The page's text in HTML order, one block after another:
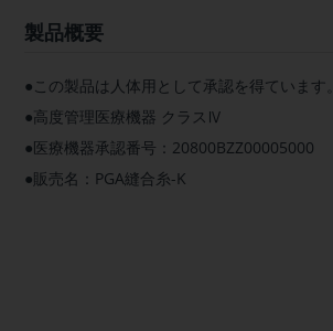
製品概要
●この製品は人体用として承認を得ています。
●高度管理医療機器 クラスⅣ
●医療機器承認番号：20800BZZ00005000
●販売名：PGA縫合糸-K